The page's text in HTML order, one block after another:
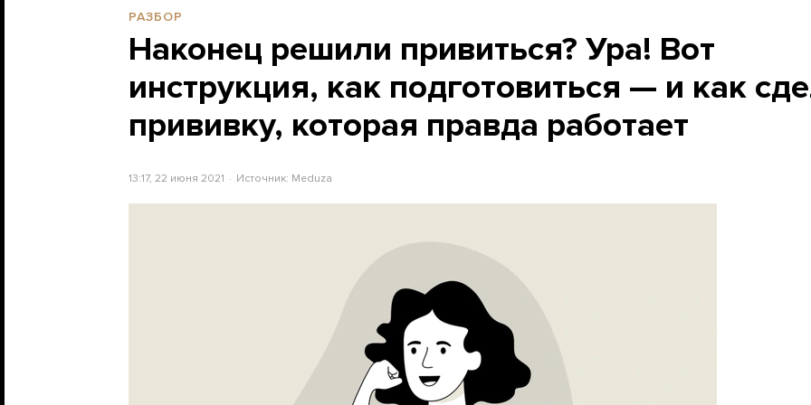
РАЗБОР
Наконец решили привиться? Ура! Вот
инструкция, как подготовиться — и как
прививку, которая правда работает
13:17, 22 июня 2021 Источник: Meduza